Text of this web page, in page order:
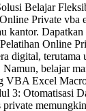
Belajar
Private
kantor.
Online
digital,
belajar
Excel
3: Otomatisasi